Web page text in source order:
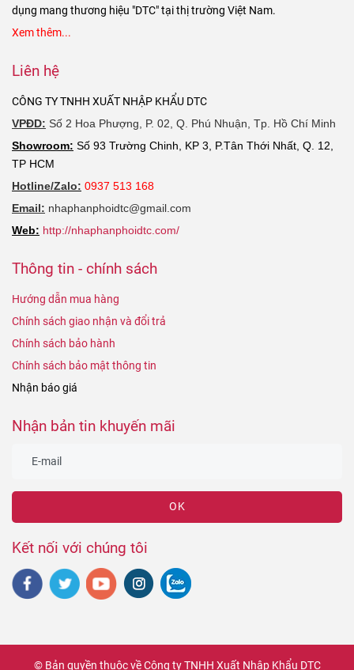
dụng mang thương hiệu "DTC" tại thị trường Việt Nam.
Xem thêm...
Liên hệ
CÔNG TY TNHH XUẤT NHẬP KHẨU DTC
VPĐD: Số 2 Hoa Phượng, P. 02, Q. Phú Nhuận, Tp. Hồ Chí Minh
Showroom: Số 93 Trường Chinh, KP 3, P.Tân Thới Nhất, Q. 12,
TP HCM
Hotline/Zalo: 0937 513 168
Email: nhaphanphoidtc@gmail.com
Web: http://nhaphanphoidtc.com/
Thông tin - chính sách
Hướng dẫn mua hàng
Chính sách giao nhận và đổi trả
Chính sách bảo hành
Chính sách bảo mật thông tin
Nhận báo giá
Nhận bản tin khuyến mãi
OK
Kết nối với chúng tôi
© Bản quyền thuộc về Công ty TNHH Xuất Nhập Khẩu DTC